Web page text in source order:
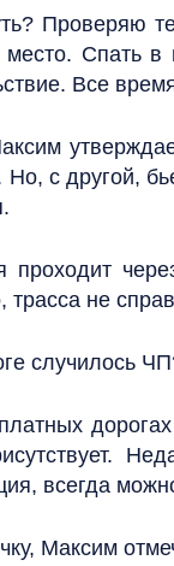
Проверяю
место. Спать
Все
с другой,
проходит
не
случилось
всегда
Максим